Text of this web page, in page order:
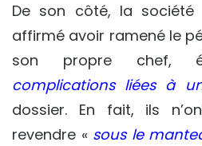
De son côté, la société
affirmé avoir ramené le
son propre chef,
complications liées à
dossier. En fait, ils
revendre « sous le